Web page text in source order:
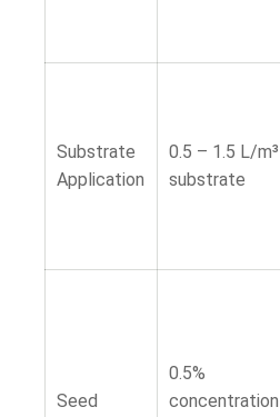
Substrate
Application
0.5 – 1.5 L/m³
substrate
Seed
0.5%
concentration